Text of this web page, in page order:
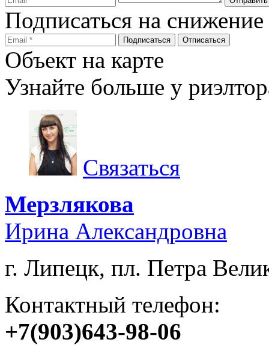
Подписаться на
Объект на карте
Узнайте больше у
Связаться
Мерзлякова
Ирина Александровна
г. Липецк, пл. Петра
Контактный телефон:
+7(903)643-98-06